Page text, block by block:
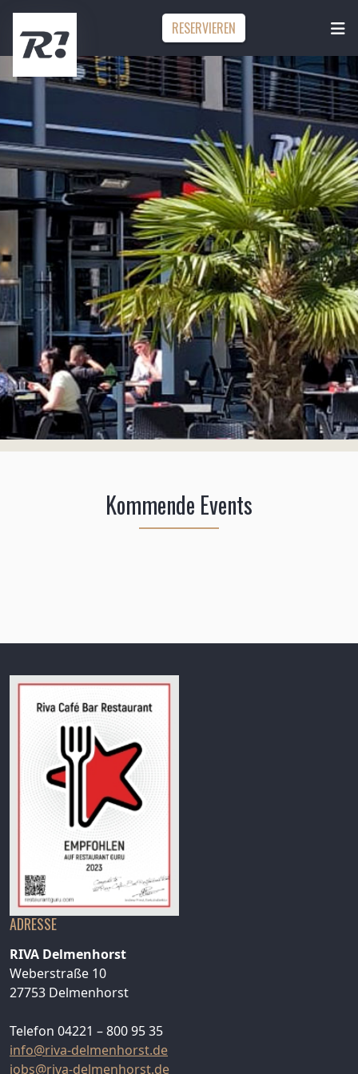
RESERVIEREN
Kommende Events
ADRESSE
RIVA Delmenhorst
Weberstraße 10
27753 Delmenhorst
Telefon 04221 – 800 95 35
info@riva-delmenhorst.de
jobs@riva-delmenhorst.de